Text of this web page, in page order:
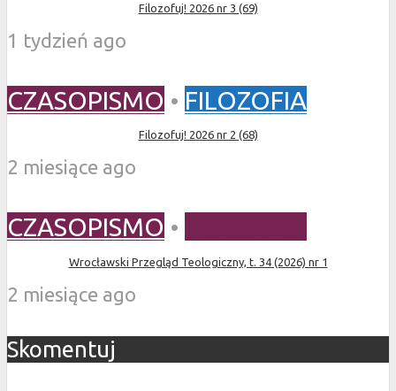
Filozofuj! 2026 nr 3 (69)
1 tydzień ago
CZASOPISMO • FILOZOFIA
Filozofuj! 2026 nr 2 (68)
2 miesiące ago
CZASOPISMO •
Wrocławski Przegląd Teologiczny, t. 34 (2026) nr 1
2 miesiące ago
Skomentuj